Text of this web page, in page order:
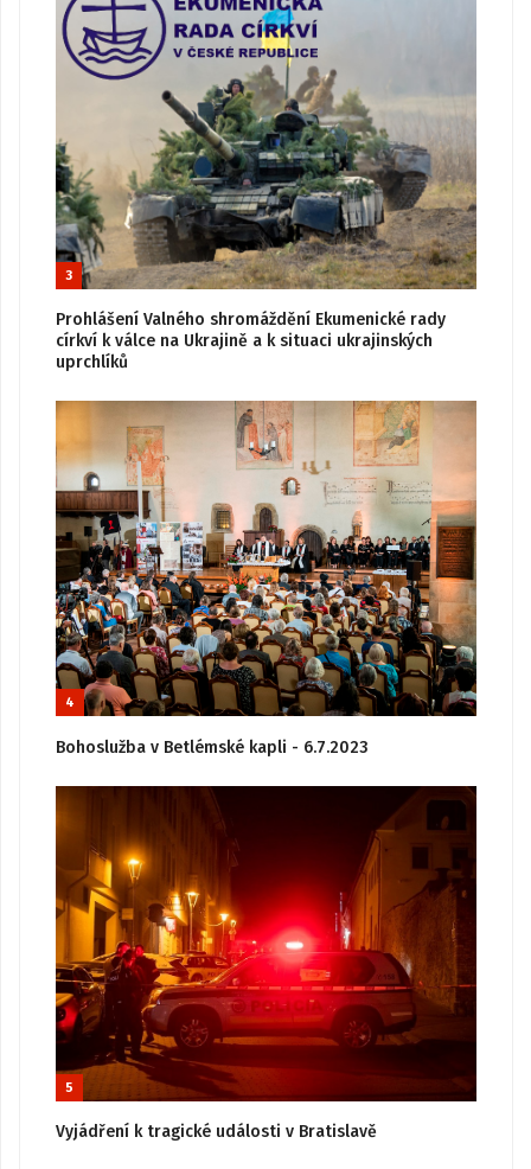
3
Prohlášení Valného shromáždění Ekumenické rady
církví k válce na Ukrajině a k situaci ukrajinských
uprchlíků
4
Bohoslužba v Betlémské kapli - 6.7.2023
5
Vyjádření k tragické události v Bratislavě